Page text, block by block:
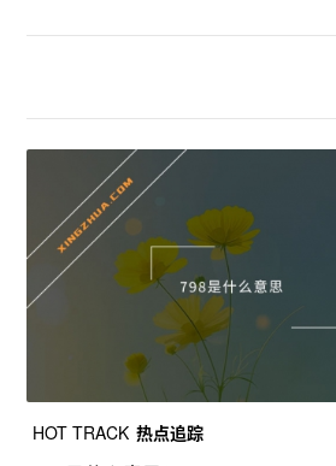
HOT TRACK 热点追踪